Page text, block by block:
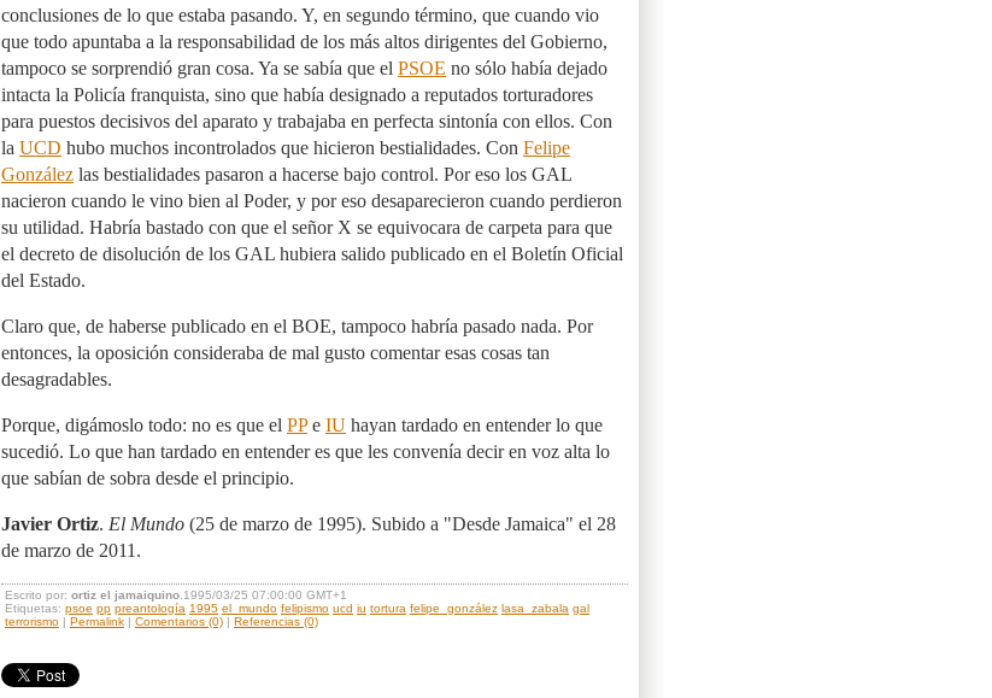
conclusiones de lo que estaba pasando. Y, en segundo término, que cuando vio
que todo apuntaba a la responsabilidad de los más altos dirigentes del Gobierno,
tampoco se sorprendió gran cosa. Ya se sabía que el PSOE no sólo había dejado
intacta la Policía franquista, sino que había designado a reputados torturadores
para puestos decisivos del aparato y trabajaba en perfecta sintonía con ellos. Con
la UCD hubo muchos incontrolados que hicieron bestialidades. Con Felipe
González las bestialidades pasaron a hacerse bajo control. Por eso los GAL
nacieron cuando le vino bien al Poder, y por eso desaparecieron cuando perdieron
su utilidad. Habría bastado con que el señor X se equivocara de carpeta para que
el decreto de disolución de los GAL hubiera salido publicado en el Boletín Oficial
del Estado.
Claro que, de haberse publicado en el BOE, tampoco habría pasado nada. Por
entonces, la oposición consideraba de mal gusto comentar esas cosas tan
desagradables.
Porque, digámoslo todo: no es que el PPe IU hayan tardado en entender lo que
sucedió. Lo que han tardado en entender es que les convenía decir en voz alta lo
que sabían de sobra desde el principio.
Javier Ortiz. El Mundo (25 de marzo de 1995). Subido a "Desde Jamaica" el 28
de marzo de 2011.
Escrito por: ortiz el jamaiquino .1995/03/25 07:00:00 GMT+1
Etiquetas: psoe pp preantología 1995 el_mundo felipismo ucd iu tortura felipe_gonzález lasa_zabala gal
terrorismo | Permalink | Comentarios (0) | Referencias (0)